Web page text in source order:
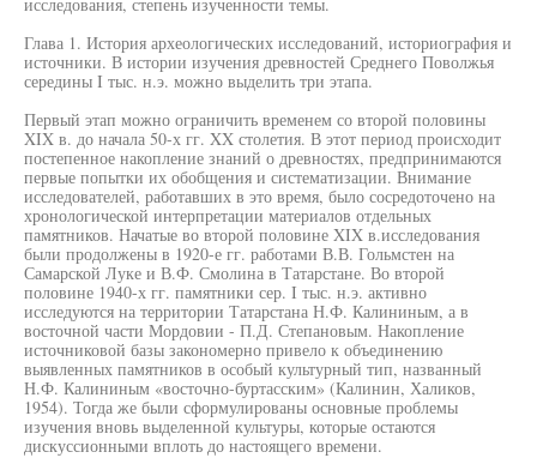
Глава 1. История археологических исследований, историография и
источники. В истории изучения древностей Среднего Поволжья
середины I тыс. н.э. можно выделить три этапа.
Первый этап можно ограничить временем со второй половины
XIX в. до начала 50-х гг. XX столетия. В этот период происходит
постепенное накопление знаний о древностях, предпринимаются
первые попытки их обобщения и систематизации. Внимание
исследователей, работавших в это время, было сосредоточено на
хронологической интерпретации материалов отдельных
памятников. Начатые во второй половине XIX в.исследования
были продолжены в 1920-е гг. работами В.В. Гольмстен на
Самарской Луке и В.Ф. Смолина в Татарстане. Во второй
половине 1940-х гг. памятники сер. I тыс. н.э. активно
исследуются на территории Татарстана Н.Ф. Калининым, а в
восточной части Мордовии - П.Д. Степановым. Накопление
источниковой базы закономерно привело к объединению
выявленных памятников в особый культурный тип, названный
Н.Ф. Калининым «восточно-буртасским» (Калинин, Халиков,
1954). Тогда же были сформулированы основные проблемы
изучения вновь выделенной культуры, которые остаются
дискуссионными вплоть до настоящего времени.